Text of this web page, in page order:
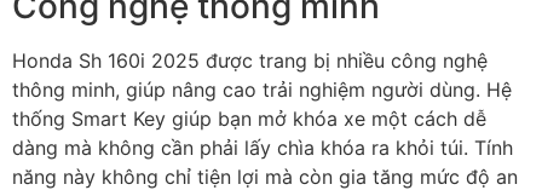
Honda Sh 160i 2025 được trang bị nhiều công nghệ
thông minh, giúp nâng cao trải nghiệm người dùng. Hệ
thống Smart Key giúp bạn mở khóa xe một cách dễ
dàng mà không cần phải lấy chìa khóa ra khỏi túi. Tính
năng này không chỉ tiện lợi mà còn gia tăng mức độ an